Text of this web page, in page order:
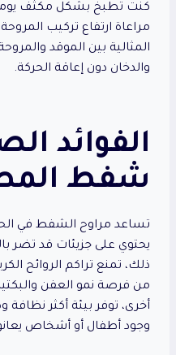
كنت تطبخ بشكل مكثف
مراعاة ارتفاع تركيب
المثالية بين الموقد
والدخان دون إعاقة الحركة.
الفوائد
شفط
تساعد مراوح الشفط في
يحتوي على جزيئات قد تضر
ذلك، تمنع تراكم الروائح
من فرصة نمو العفن
أخرى، توفر بيئة أكثر
وجود أطفال أو أشخاص